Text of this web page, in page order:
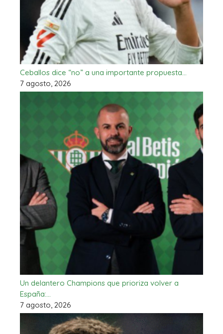
Ceballos dice “no” a una importante propuesta…
7 agosto, 2026
Un delantero Champions que prioriza volver a
España:…
7 agosto, 2026